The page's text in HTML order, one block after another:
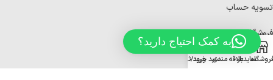
تسویه حساب
فروشگاه
پیگیری سفارش
سایدبارعلاقه مندیسبد خریدورود/ثبت نام
به کمک احتیاج دارید؟